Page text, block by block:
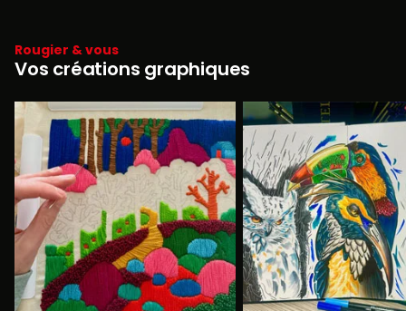
Rougier & vous
Vos créations graphiques